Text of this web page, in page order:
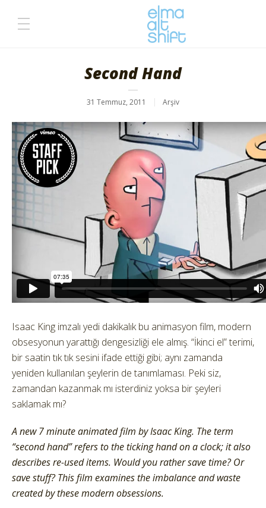
Second Hand
31 Temmuz, 2011 Arşiv
Isaac King imzalı yedi dakikalık bu animasyon film, modern
obsesyonun yarattığı dengesizliği ele almış. “İkinci el” terimi,
bir saatin tık tık sesini ifade ettiği gibi; aynı zamanda
yeniden kullanılan şeylerin de tanımlaması. Peki siz,
zamandan kazanmak mı isterdiniz yoksa bir şeyleri
saklamak mı?
A new 7 minute animated film by Isaac King. The term
“second hand” refers to the ticking hand on a clock; it also
describes re-used items. Would you rather save time? Or
save stuff? This film examines the imbalance and waste
created by these modern obsessions.